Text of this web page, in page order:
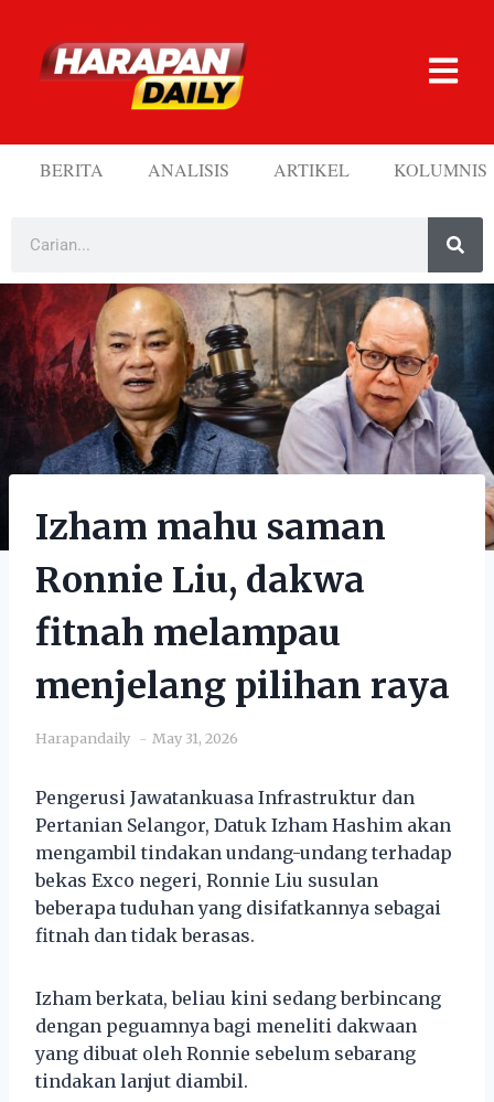
BERITA ANALISIS ARTIKEL KOLUMNIS
Izham mahu saman
Ronnie Liu, dakwa
fitnah melampau
menjelang pilihan raya
Harapandaily May 31, 2026
Pengerusi Jawatankuasa Infrastruktur dan
Pertanian Selangor, Datuk Izham Hashim akan
mengambil tindakan undang-undang terhadap
bekas Exco negeri, Ronnie Liu susulan
beberapa tuduhan yang disifatkannya sebagai
fitnah dan tidak berasas.
Izham berkata, beliau kini sedang berbincang
dengan peguamnya bagi meneliti dakwaan
yang dibuat oleh Ronnie sebelum sebarang
tindakan lanjut diambil.